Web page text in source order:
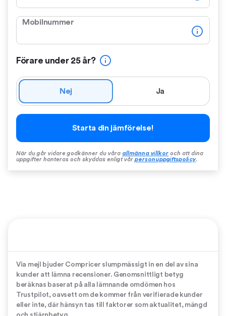
Mobilnummer
Förare under 25 år?
Nej Ja
Starta din jämförelse!
När du går vidare godkänner du våra allmänna villkor och att dina
uppgifter hanteras och skyddas enligt vår personuppgiftspolicy.
Via mejl bjuder Compricer slumpmässigt in en del av sina
kunder att lämna recensioner. Genomsnittligt betyg
beräknas baserat på alla lämnande omdömen hos
Trustpilot, oavsett om de kommer från verifierade kunder
eller inte, där hänsyn tas till faktorer som aktualitet, mängd